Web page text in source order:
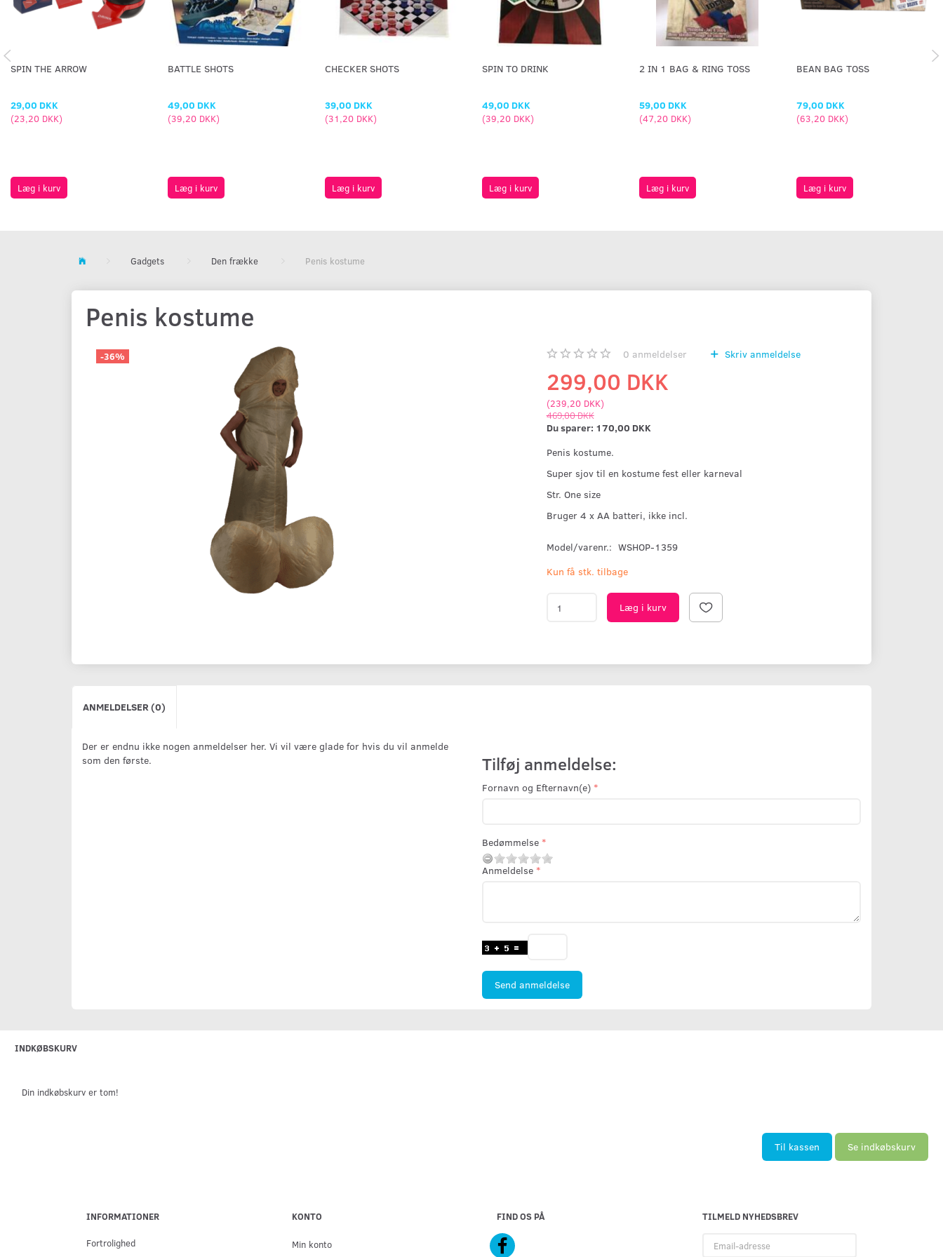
SPIN THE ARROW
29,00 DKK
(23,20 DKK)
Læg i kurv
BATTLE SHOTS
49,00 DKK
(39,20 DKK)
Læg i kurv
CHECKER SHOTS
39,00 DKK
(31,20 DKK)
Læg i kurv
SPIN TO DRINK
49,00 DKK
(39,20 DKK)
Læg i kurv
2 IN 1 BAG & RING TOSS
59,00 DKK
(47,20 DKK)
Læg i kurv
BEAN BAG TOSS
79,00 DKK
(63,20 DKK)
Læg i kurv
Gadgets Den frække Penis kostume
Penis kostume
-36% 0 anmeldelser Skriv anmeldelse
299,00 DKK
(239,20 DKK)
469,00 DKK
Du sparer: 170,00 DKK
Penis kostume.
Super sjov til en kostume fest eller karneval
Str. One size
Bruger 4 x AA batteri, ikke incl.
Model/varenr.: WSHOP-1359
Kun få stk. tilbage
Læg i kurv
ANMELDELSER (0)
Der er endnu ikke nogen anmeldelser her. Vi vil være glade for hvis du vil anmelde
som den første.
Tilføj anmeldelse:
Fornavn og Efternavn(e)
Bedømmelse
Anmeldelse
Send anmeldelse
INDKØBSKURV
Din indkøbskurv er tom!
Til kassen Se indkøbskurv
INFORMATIONER
Fortrolighed
KONTO
Min konto
FIND OS PÅ
TILMELD NYHEDSBREV
adresse